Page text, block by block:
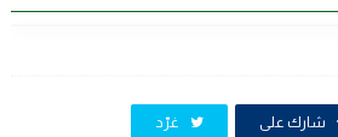
شارك على غرّد